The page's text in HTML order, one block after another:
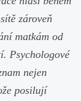
zároveň
matkám od
Psychologové
nejen
posilují